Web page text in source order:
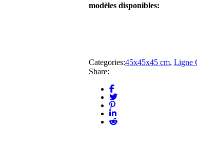
modèles disponibles:
Categories:45x45x45 cm, Ligne
Share: